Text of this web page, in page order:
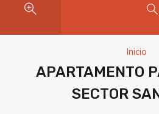
Inicio
APARTAMENTO
SECTOR